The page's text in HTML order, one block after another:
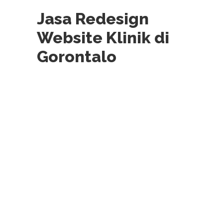
Jasa Redesign
Website Klinik di
Gorontalo